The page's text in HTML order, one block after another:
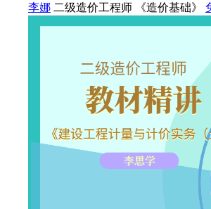
李娜 二级造价工程师 《造价基础》